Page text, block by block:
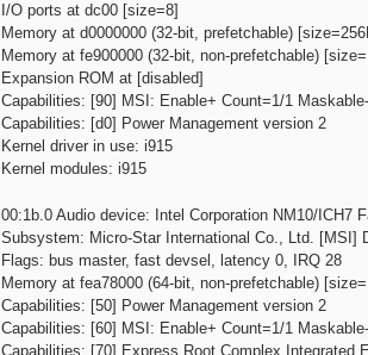
I/O ports at dc00 [size=8]
Memory at d0000000 (32-bit, prefetchable)
Memory at fe900000 (32-bit, non-prefetchable)
Expansion ROM at [disabled]
Capabilities: [90] MSI: Enable+ Count=1/1
Capabilities: [d0] Power Management version 2
Kernel driver in use: i915
Kernel modules: i915
00:1b.0 Audio device: Intel Corporation NM10/ICH7
Subsystem: Micro-Star International Co., Ltd. [MSI]
Flags: bus master, fast devsel, latency 0, IRQ 28
Memory at fea78000 (64-bit, non-prefetchable)
Capabilities: [50] Power Management version 2
Capabilities: [60] MSI: Enable+ Count=1/1
Capabilities: [70] Express Root Complex Integrated